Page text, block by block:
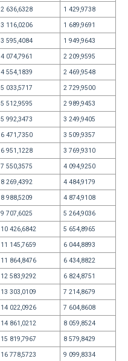
2 636,6328
1 429,9738
3 116,0206
1 689,9691
3 595,4084
1 949,9643
4 074,7961
2 209,9595
4 554,1839
2 469,9548
5 033,5717
2 729,9500
5 512,9595
2 989,9453
5 992,3473
3 249,9405
6 471,7350
3 509,9357
6 951,1228
3 769,9310
7 550,3575
4 094,9250
8 269,4392
4 484,9179
8 988,5209
4 874,9108
9 707,6025
5 264,9036
10 426,6842
5 654,8965
11 145,7659
6 044,8893
11 864,8476
6 434,8822
12 583,9292
6 824,8751
13 303,0109
7 214,8679
14 022,0926
7 604,8608
14 861,0212
8 059,8524
15 819,7967
8 579,8429
16 778,5723
9 099,8334